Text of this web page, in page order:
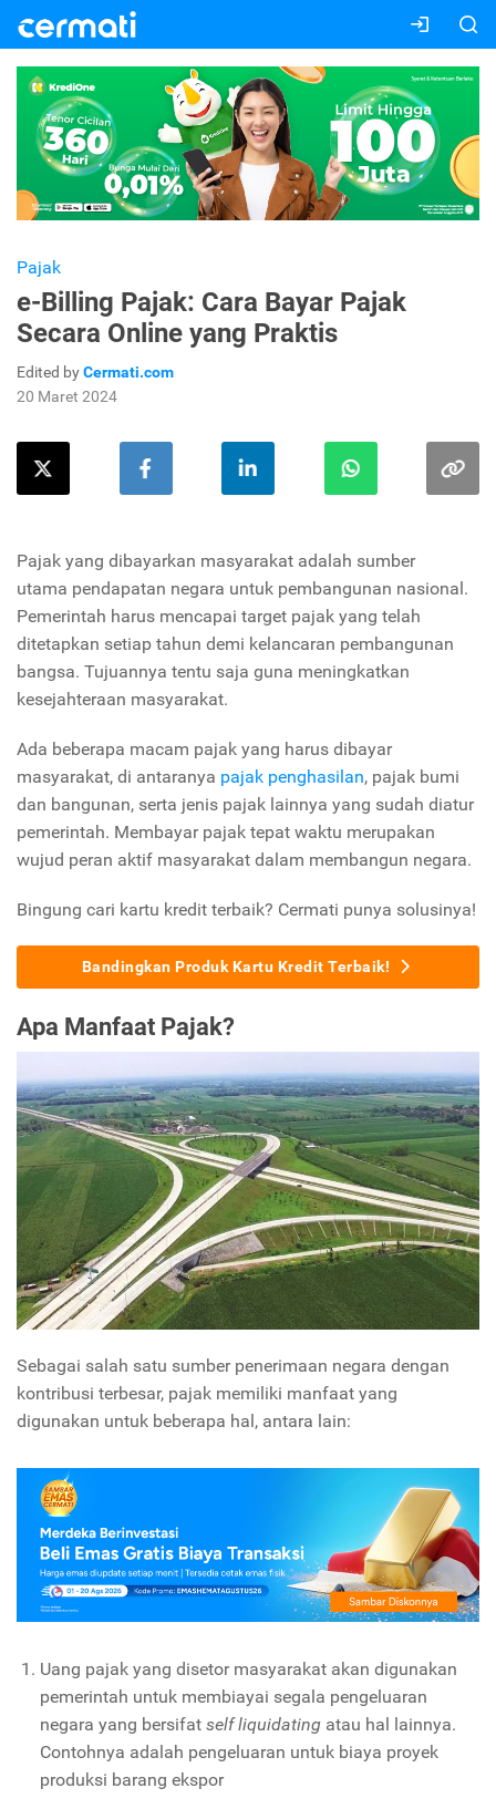
Pajak
e-Billing Pajak: Cara Bayar Pajak
Secara Online yang Praktis
Edited byCermati.com
20 Maret 2024
Pajak yang dibayarkan masyarakat adalah sumber
utama pendapatan negara untuk pembangunan nasional.
Pemerintah harus mencapai target pajak yang telah
ditetapkan setiap tahun demi kelancaran pembangunan
bangsa. Tujuannya tentu saja guna meningkatkan
kesejahteraan masyarakat.
Ada beberapa macam pajak yang harus dibayar
masyarakat, di antaranya pajak penghasilan, pajak bumi
dan bangunan, serta jenis pajak lainnya yang sudah diatur
pemerintah. Membayar pajak tepat waktu merupakan
wujud peran aktif masyarakat dalam membangun negara.
Bingung cari kartu kredit terbaik? Cermati punya solusinya!
Bandingkan Produk Kartu Kredit Terbaik!
Apa Manfaat Pajak?
Sebagai salah satu sumber penerimaan negara dengan
kontribusi terbesar, pajak memiliki manfaat yang
digunakan untuk beberapa hal, antara lain:
Uang pajak yang disetor masyarakat akan digunakan
pemerintah untuk membiayai segala pengeluaran
negara yang bersifat self liquidatingatau hal lainnya.
Contohnya adalah pengeluaran untuk biaya proyek
produksi barang ekspor